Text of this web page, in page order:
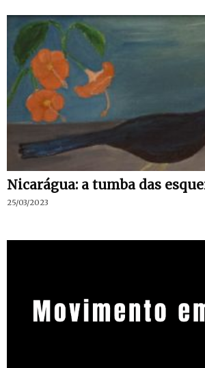
Nicarágua: a tumba das
25/03/2023